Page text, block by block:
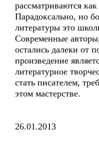
рассматриваются как
Парадоксально, но
литературы это
Современные
остались далеки от
произведение
литературное
стать писателем,
этом мастерстве.
26.01.2013